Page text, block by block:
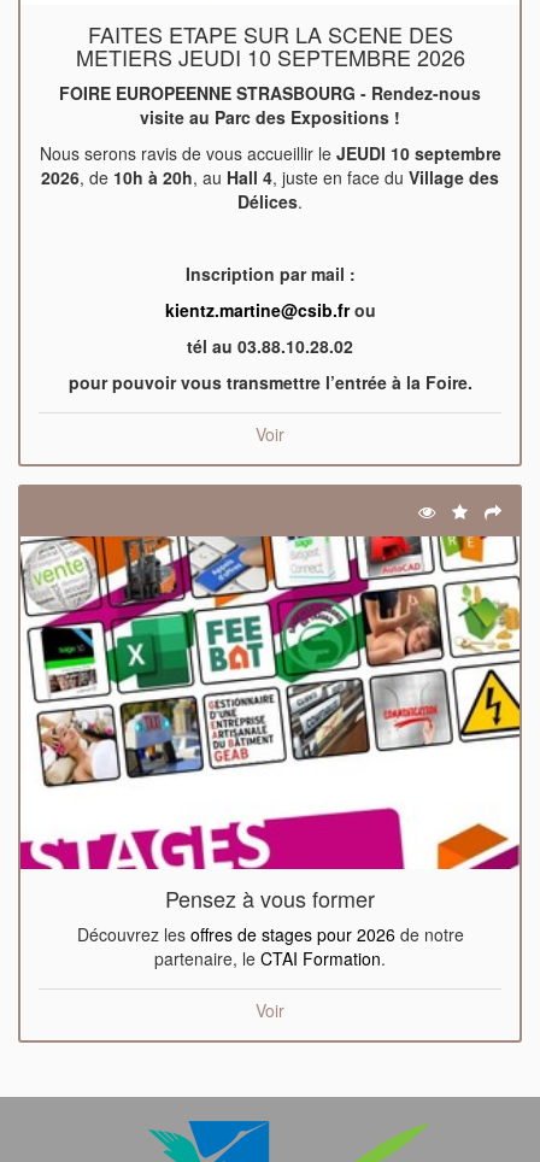
FAITES ETAPE SUR LA SCENE DES
METIERS JEUDI 10 SEPTEMBRE 2026
FOIRE EUROPEENNE STRASBOURG - Rendez-nous
visite au Parc des Expositions !
Nous serons ravis de vous accueillir le JEUDI 10 septembre
2026, de 10h à 20h, au Hall 4, juste en face du Village des
Délices.
Inscription par mail :
kientz.martine@csib.frou
tél au 03.88.10.28.02
pour pouvoir vous transmettre l’entrée à la Foire.
Voir
Pensez à vous former
Découvrez les offres de stages pour 2026de notre
partenaire, le CTAI Formation.
Voir